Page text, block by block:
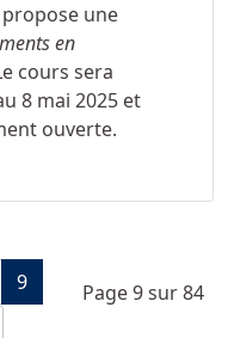
propose une
en
cours sera
8 mai 2025 et
ouverte.
Page 9 sur 84
9